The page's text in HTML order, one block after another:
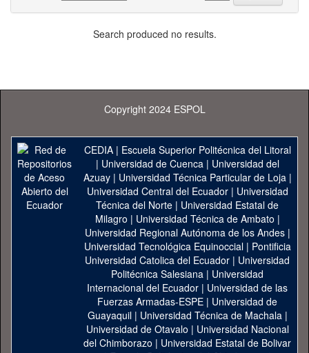
Search produced no results.
Copyright 2024 ESPOL
CEDIA| Escuela Superior Politécnica del Litoral
| Universidad de Cuenca| Universidad del
Azuay| Universidad Técnica Particular de Loja|
Universidad Central del Ecuador| Universidad
Técnica del Norte | Universidad Estatal de
Milagro | Universidad Técnica de Ambato |
Universidad Regional Autónoma de los Andes|
Universidad Tecnológica Equinoccial| Pontificia
Universidad Catolica del Ecuador | Universidad
Politécnica Salesiana | Universidad
Internacional del Ecuador | Universidad de las
Fuerzas Armadas-ESPE | Universidad de
Guayaquil| Universidad Técnica de Machala|
Universidad de Otavalo | Universidad Nacional
del Chimborazo | Universidad Estatal de Bolivar